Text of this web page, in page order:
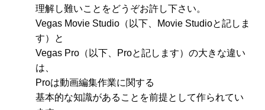
理解し難いことをどうぞお許し下さい。
Vegas Movie Studio（以下、Movie Studioと記しま
す）と
Vegas Pro（以下、Proと記します）の大きな違い
は、
Proは動画編集作業に関する
基本的な知識があることを前提として作られてい